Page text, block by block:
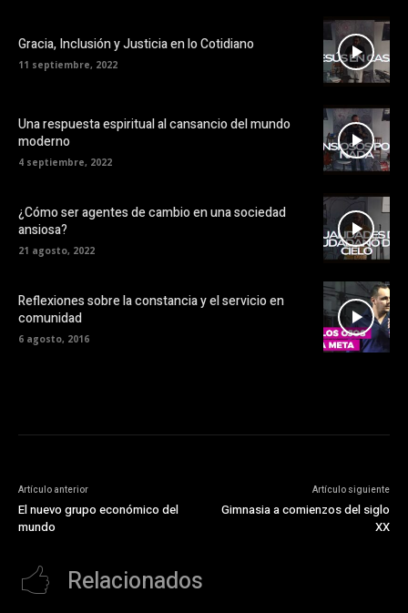
Gracia, Inclusión y Justicia en lo Cotidiano
11 septiembre, 2022
Una respuesta espiritual al cansancio del mundo
moderno
4 septiembre, 2022
¿Cómo ser agentes de cambio en una sociedad
ansiosa?
21 agosto, 2022
Reflexiones sobre la constancia y el servicio en
comunidad
6 agosto, 2016
Artículo anterior
El nuevo grupo económico del
mundo
Artículo siguiente
Gimnasia a comienzos del siglo
XX
Relacionados